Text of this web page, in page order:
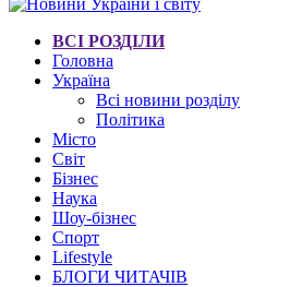
ВСІ РОЗДІЛИ
Головна
Україна
Всі новини розділу
Політика
Місто
Світ
Бізнес
Наука
Шоу-бізнес
Спорт
Lifestyle
БЛОГИ ЧИТАЧІВ